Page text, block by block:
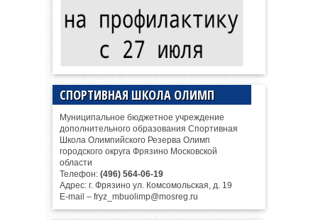
СПОРТИВНАЯ ШКОЛА ОЛИМП
Муниципальное бюджетное учреждение
дополнительного образования Спортивная
Школа Олимпийского Резерва Олимп
городского округа Фрязино Московской
области
Телефон: (496) 564-06-19
Адрес: г. Фрязино ул. Комсомольская, д. 19
E-mail – fryz_mbuolimp@mosreg.ru